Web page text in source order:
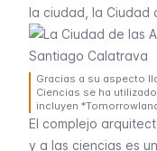
la ciudad, la Ciudad
Gracias a su aspecto
Ciencias se ha
incluyen
El complejo
y a las ciencias es